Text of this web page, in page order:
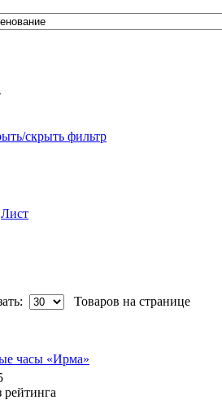
скрыть фильтр
Лист
Товаров на странице
часы «Ирма»
рейтинга